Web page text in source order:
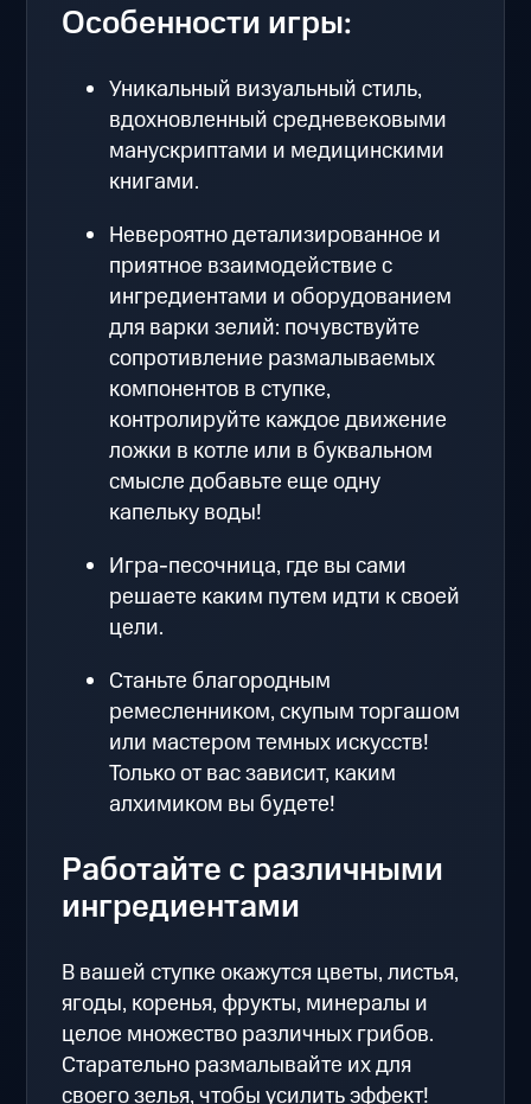
Особенности игры:
Уникальный визуальный стиль,
вдохновленный средневековыми
манускриптами и медицинскими
книгами.
Невероятно детализированное и
приятное взаимодействие с
ингредиентами и оборудованием
для варки зелий: почувствуйте
сопротивление размалываемых
компонентов в ступке,
контролируйте каждое движение
ложки в котле или в буквальном
смысле добавьте еще одну
капельку воды!
Игра-песочница, где вы сами
решаете каким путем идти к своей
цели.
Станьте благородным
ремесленником, скупым торгашом
или мастером темных искусств!
Только от вас зависит, каким
алхимиком вы будете!
Работайте с различными
ингредиентами
В вашей ступке окажутся цветы, листья,
ягоды, коренья, фрукты, минералы и
целое множество различных грибов.
Старательно размалывайте их для
своего зелья, чтобы усилить эффект!